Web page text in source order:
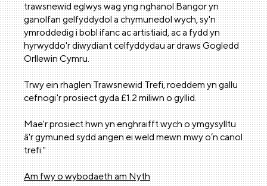
trawsnewid eglwys wag yng nghanol Bangor yn
ganolfan gelfyddydol a chymunedol wych, sy'n
ymroddedig i bobl ifanc ac artistiaid, ac a fydd yn
hyrwyddo'r diwydiant celfyddydau ar draws Gogledd
Orllewin Cymru.
Trwy ein rhaglen Trawsnewid Trefi, roeddem yn gallu
cefnogi'r prosiect gyda £1.2 miliwn o gyllid.
Mae'r prosiect hwn yn enghraifft wych o ymgysylltu
â'r gymuned sydd angen ei weld mewn mwy o’n canol
trefi."
Am fwy o wybodaeth am Nyth